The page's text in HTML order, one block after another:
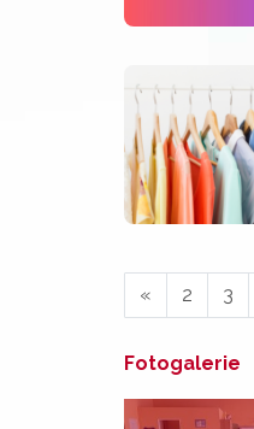
« 2 3
Fotogalerie